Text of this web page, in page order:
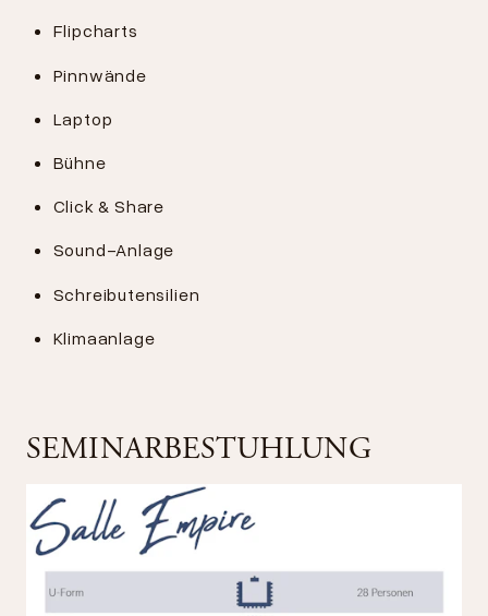
Flipcharts
Pinnwände
Laptop
Bühne
Click & Share
Sound-Anlage
Schreibutensilien
Klimaanlage
SEMINARBESTUHLUNG